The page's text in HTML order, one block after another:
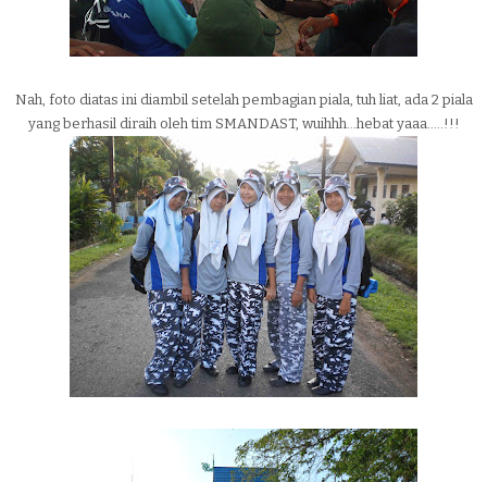
Nah, foto diatas ini diambil setelah pembagian piala, tuh liat, ada 2 piala
yang berhasil diraih oleh tim SMANDAST, wuihhh...hebat yaaa.....!!!